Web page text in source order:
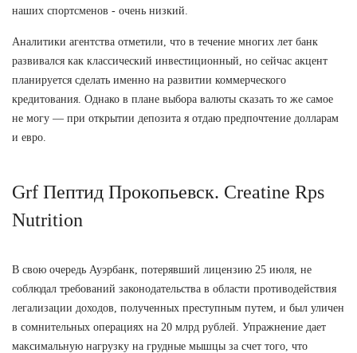
наших спортсменов - очень низкий.
Аналитики агентства отметили, что в течение многих лет банк
развивался как классический инвестиционный, но сейчас акцент
планируется сделать именно на развитии коммерческого
кредитования. Однако в плане выбора валюты сказать то же самое
не могу — при открытии депозита я отдаю предпочтение долларам
и евро.
Grf Пептид Прокопьевск. Creatine Rps
Nutrition
В свою очередь Ауэрбанк, потерявший лицензию 25 июля, не
соблюдал требований законодательства в области противодействия
легализации доходов, полученных преступным путем, и был уличен
в сомнительных операциях на 20 млрд рублей. Упражнение дает
максимальную нагрузку на грудные мышцы за счет того, что